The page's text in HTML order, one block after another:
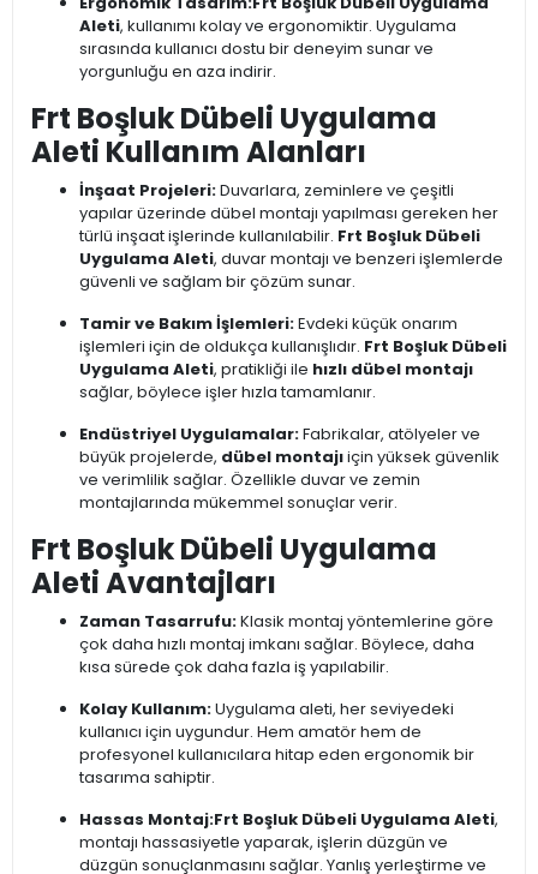
Aleti, kullanımı kolay ve ergonomiktir. Uygulama
sırasında kullanıcı dostu bir deneyim sunar ve
yorgunluğu en aza indirir.
Frt Boşluk Dübeli Uygulama
Aleti Kullanım Alanları
İnşaat Projeleri:Duvarlara, zeminlere ve çeşitli
yapılar üzerinde dübel montajı yapılması gereken her
türlü inşaat işlerinde kullanılabilir. Frt Boşluk Dübeli
Uygulama Aleti, duvar montajı ve benzeri işlemlerde
güvenli ve sağlam bir çözüm sunar.
Tamir ve Bakım İşlemleri:Evdeki küçük onarım
işlemleri için de oldukça kullanışlıdır. Frt Boşluk Dübeli
Uygulama Aleti, pratikliği ile hızlı dübel montajı
sağlar, böylece işler hızla tamamlanır.
Endüstriyel Uygulamalar:Fabrikalar, atölyeler ve
büyük projelerde, dübel montajıiçin yüksek güvenlik
ve verimlilik sağlar. Özellikle duvar ve zemin
montajlarında mükemmel sonuçlar verir.
Frt Boşluk Dübeli Uygulama
Aleti Avantajları
Zaman Tasarrufu:Klasik montaj yöntemlerine göre
çok daha hızlı montaj imkanı sağlar. Böylece, daha
kısa sürede çok daha fazla iş yapılabilir.
Kolay Kullanım:Uygulama aleti, her seviyedeki
kullanıcı için uygundur. Hem amatör hem de
profesyonel kullanıcılara hitap eden ergonomik bir
tasarıma sahiptir.
Hassas Montaj:Frt Boşluk Dübeli Uygulama Aleti,
montajı hassasiyetle yaparak, işlerin düzgün ve
düzgün sonuçlanmasını sağlar. Yanlış yerleştirme ve